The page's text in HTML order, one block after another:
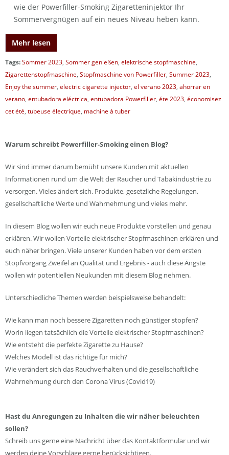
wie der Powerfiller-Smoking Zigaretteninjektor Ihr
Sommervergnügen auf ein neues Niveau heben kann.
Mehr lesen
Tags:Sommer 2023, Sommer genießen, elektrische stopfmaschine,
Zigarettenstopfmaschine, Stopfmaschine von Powerfiller, Summer 2023,
Enjoy the summer, electric cigarette injector, el verano 2023, ahorrar en
verano, entubadora eléctrica, entubadora Powerfiller, éte 2023, économisez
cet été, tubeuse électrique, machine à tuber
Warum schreibt Powerfiller-Smoking einen Blog?
Wir sind immer darum bemüht unsere Kunden mit aktuellen
Informationen rund um die Welt der Raucher und Tabakindustrie zu
versorgen. Vieles ändert sich. Produkte, gesetzliche Regelungen,
gesellschaftliche Werte und Wahrnehmung und vieles mehr.
In diesem Blog wollen wir euch neue Produkte vorstellen und genau
erklären. Wir wollen Vorteile elektrischer Stopfmaschinen erklären und
euch näher bringen. Viele unserer Kunden haben vor dem ersten
Stopfvorgang Zweifel an Qualität und Ergebnis - auch diese Ängste
wollen wir potentiellen Neukunden mit diesem Blog nehmen.
Unterschiedliche Themen werden beispielsweise behandelt:
Wie kann man noch bessere Zigaretten noch günstiger stopfen?
Worin liegen tatsächlich die Vorteile elektrischer Stopfmaschinen?
Wie entsteht die perfekte Zigarette zu Hause?
Welches Modell ist das richtige für mich?
Wie verändert sich das Rauchverhalten und die gesellschaftliche
Wahrnehmung durch den Corona Virus (Covid19)
Hast du Anregungen zu Inhalten die wir näher beleuchten
sollen?
Schreib uns gerne eine Nachricht über das Kontaktformular und wir
werden deine Vorschläge gerne berücksichtigen.